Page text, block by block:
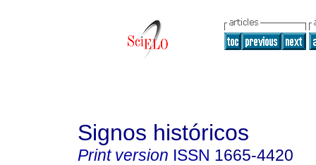
Signos históricos
Print version ISSN 1665-4420